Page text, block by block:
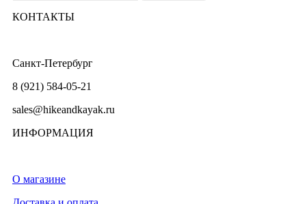
КОНТАКТЫ
Санкт-Петербург
8 (921) 584-05-21
sales@hikeandkayak.ru
ИНФОРМАЦИЯ
О магазине